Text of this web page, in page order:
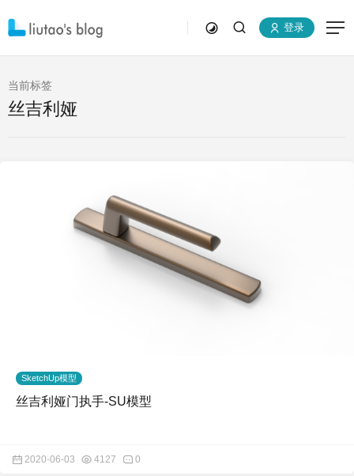
登录
当前标签
丝吉利娅
SketchUp模型
丝吉利娅门执手-SU模型
2020-06-03 4127 0